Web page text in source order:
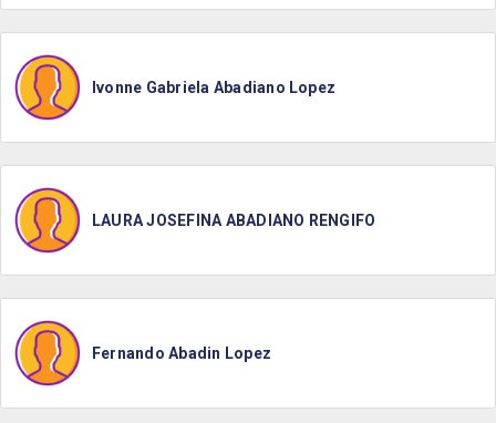
Ivonne Gabriela Abadiano Lopez
LAURA JOSEFINA ABADIANO RENGIFO
Fernando Abadin Lopez